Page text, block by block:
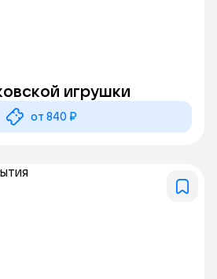
игрушки
от 840 ₽